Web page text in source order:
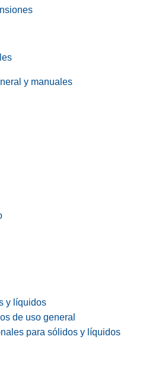
y manuales
y líquidos
de uso general
para sólidos y líquidos